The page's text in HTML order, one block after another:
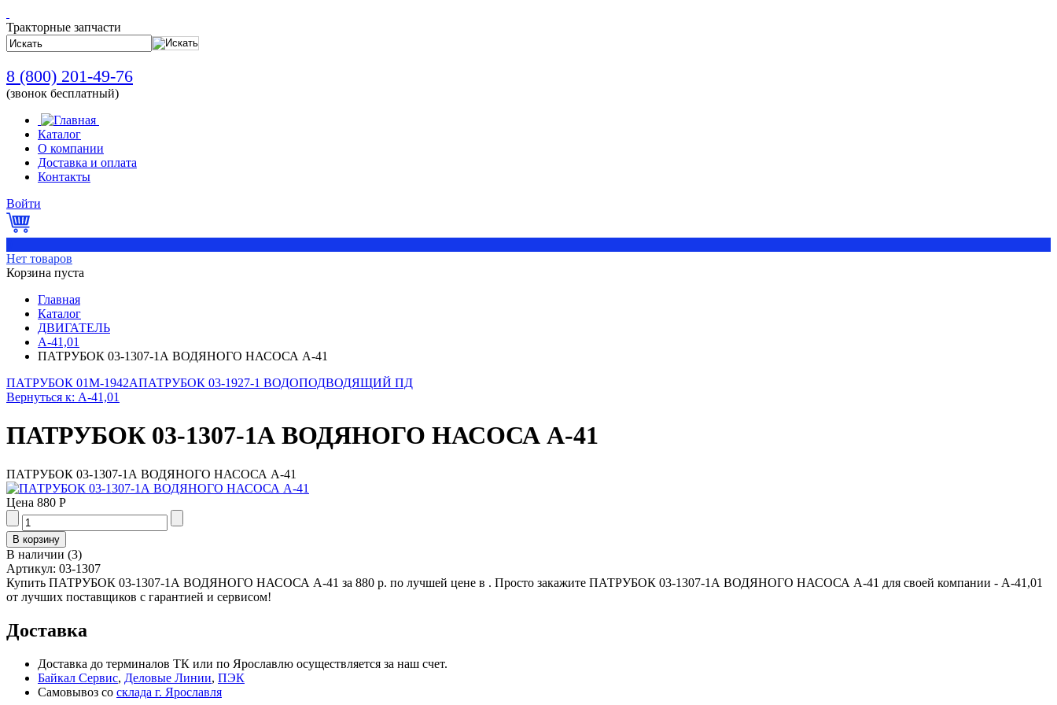
Тракторные запчасти
8 (800) 201-49-76
(звонок бесплатный)
Каталог
О компании
Доставка и оплата
Контакты
Войти
Нет товаров
Корзина пуста
Главная
Каталог
ДВИГАТЕЛЬ
А-41,01
ПАТРУБОК 03-1307-1А ВОДЯНОГО НАСОСА А-41
ПАТРУБОК 01М-1942АПАТРУБОК 03-1927-1 ВОДОПОДВОДЯЩИЙ ПД
Вернуться к: А-41,01
ПАТРУБОК 03-1307-1А ВОДЯНОГО НАСОСА А-41
ПАТРУБОК 03-1307-1А ВОДЯНОГО НАСОСА А-41
Цена 880 Р
В наличии (3)
Артикул: 03-1307
Купить ПАТРУБОК 03-1307-1А ВОДЯНОГО НАСОСА А-41 за 880 р. по лучшей цене в . Просто закажите ПАТРУБОК 03-1307-1А ВОДЯНОГО НАСОСА А-41 для своей компании - А-41,01
от лучших поставщиков с гарантией и сервисом!
Доставка
Доставка до терминалов ТК или по Ярославлю осуществляется за наш счет.
Байкал Сервис, Деловые Линии, ПЭК
Самовывоз со склада г. Ярославля